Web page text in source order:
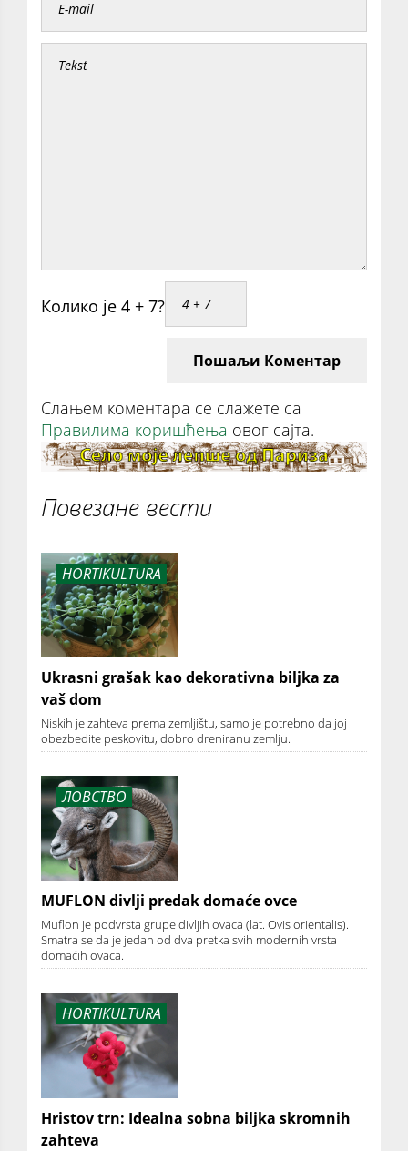
Колико је 4 + 7?
Пошаљи Коментар
Слањем коментара се слажете са
Правилима коришћења овог сајта.
Повезане вести
HORTIKULTURA
Ukrasni grašak kao dekorativna biljka za
vaš dom
Niskih je zahteva prema zemljištu, samo je potrebno da joj
obezbedite peskovitu, dobro dreniranu zemlju.
ЛОВСТВО
MUFLON divlji predak domaće ovce
Muflon je podvrsta grupe divljih ovaca (lat. Ovis orientalis).
Smatra se da je jedan od dva pretka svih modernih vrsta
domaćih ovaca.
HORTIKULTURA
Hristov trn: Idealna sobna biljka skromnih
zahteva